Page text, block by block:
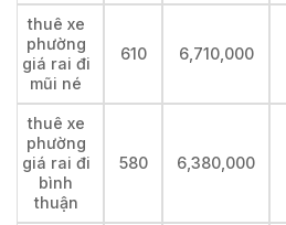
thuê xe
phường
giá rai đi
mũi né
610 6,710,000
thuê xe
phường
giá rai đi
bình
thuận
580 6,380,000